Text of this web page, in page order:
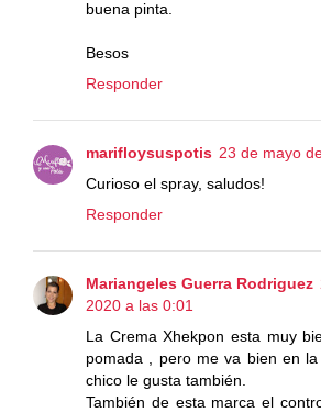
buena pinta.
Besos
Responder
marifloysuspotis 23 de mayo
Curioso el spray, saludos!
Responder
Mariangeles Guerra Rodriguez
2020 a las 0:01
La Crema Xhekpon esta muy
pomada , pero me va bien en
chico le gusta también.
También de esta marca el